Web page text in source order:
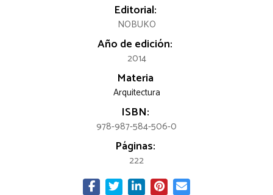
Editorial:
NOBUKO
Año de edición:
2014
Materia
Arquitectura
ISBN:
978-987-584-506-0
Páginas:
222